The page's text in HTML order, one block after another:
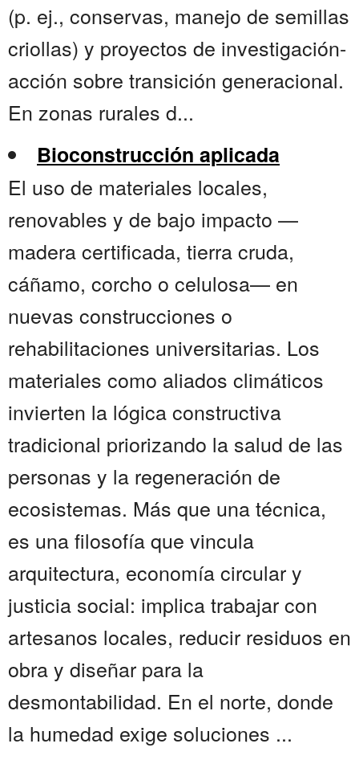
(p. ej., conservas, manejo de semillas
criollas) y proyectos de investigación-
acción sobre transición generacional.
En zonas rurales d...
Bioconstrucción aplicada
El uso de materiales locales,
renovables y de bajo impacto —
madera certificada, tierra cruda,
cáñamo, corcho o celulosa— en
nuevas construcciones o
rehabilitaciones universitarias. Los
materiales como aliados climáticos
invierten la lógica constructiva
tradicional priorizando la salud de las
personas y la regeneración de
ecosistemas. Más que una técnica,
es una filosofía que vincula
arquitectura, economía circular y
justicia social: implica trabajar con
artesanos locales, reducir residuos en
obra y diseñar para la
desmontabilidad. En el norte, donde
la humedad exige soluciones ...